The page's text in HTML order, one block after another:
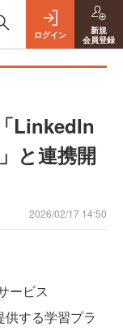
ログイン
新規
会員登録
LinkedIn
と連携開
2026/02/17 14:50
ービス
供する学習プラ